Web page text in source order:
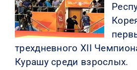
КОНТАКТЫ
трехдневного XII
Курашу среди взрослых.